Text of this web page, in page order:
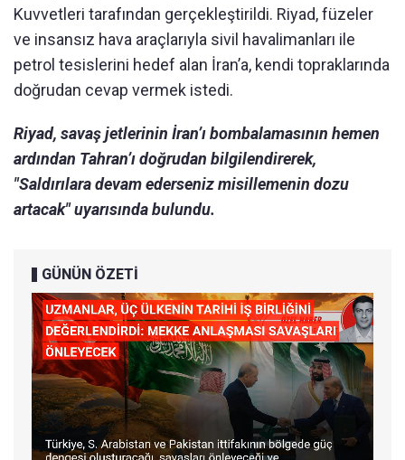
Kuvvetleri tarafından gerçekleştirildi. Riyad, füzeler
ve insansız hava araçlarıyla sivil havalimanları ile
petrol tesislerini hedef alan İran’a, kendi topraklarında
doğrudan cevap vermek istedi.
Riyad, savaş jetlerinin İran’ı bombalamasının hemen
ardından Tahran’ı doğrudan bilgilendirerek,
"Saldırılara devam ederseniz misillemenin dozu
artacak" uyarısında bulundu.
GÜNÜN ÖZETİ